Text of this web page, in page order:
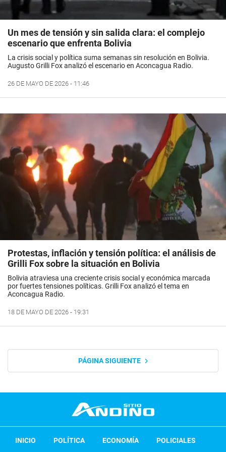
Un mes de tensión y sin salida clara: el complejo
escenario que enfrenta Bolivia
La crisis social y política suma semanas sin resolución en Bolivia.
Augusto Grilli Fox analizó el escenario en Aconcagua Radio.
26 DE MAYO DE 2026 - 11:46
Protestas, inflación y tensión política: el análisis de
Grilli Fox sobre la situación en Bolivia
Bolivia atraviesa una creciente crisis social y económica marcada
por fuertes tensiones políticas. Grilli Fox analizó el tema en
Aconcagua Radio.
18 DE MAYO DE 2026 - 19:31
PÁGINA SIGUIENTE
INICIO POLÍTICA ECONOMÍA
POLICIALES